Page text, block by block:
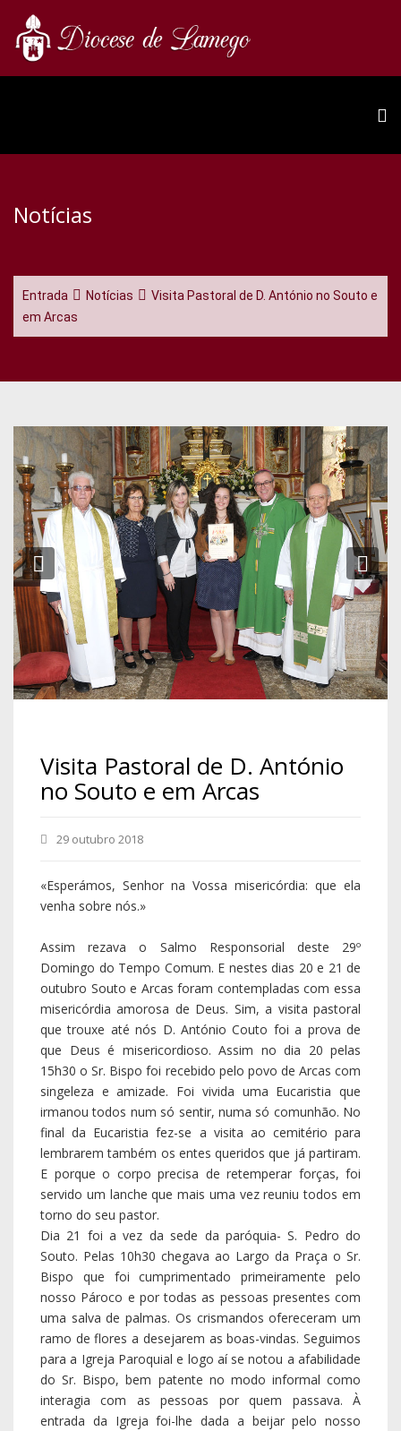
Notícias
Entrada Notícias
Visita Pastoral de D. António no Souto e
em Arcas
Previous
Visita Pastoral de D. António
no Souto e em Arcas
29 outubro 2018
«Esperámos, Senhor na Vossa misericórdia: que ela
venha sobre nós.»
Assim rezava o Salmo Responsorial deste 29º
Domingo do Tempo Comum. E nestes dias 20 e 21 de
outubro Souto e Arcas foram contempladas com essa
misericórdia amorosa de Deus. Sim, a visita pastoral
que trouxe até nós D. António Couto foi a prova de
que Deus é misericordioso. Assim no dia 20 pelas
15h30 o Sr. Bispo foi recebido pelo povo de Arcas com
singeleza e amizade. Foi vivida uma Eucaristia que
irmanou todos num só sentir, numa só comunhão. No
final da Eucaristia fez-se a visita ao cemitério para
lembrarem também os entes queridos que já partiram.
E porque o corpo precisa de retemperar forças, foi
servido um lanche que mais uma vez reuniu todos em
torno do seu pastor.
Dia 21 foi a vez da sede da paróquia- S. Pedro do
Souto. Pelas 10h30 chegava ao Largo da Praça o Sr.
Bispo que foi cumprimentado primeiramente pelo
nosso Pároco e por todas as pessoas presentes com
uma salva de palmas. Os crismandos ofereceram um
ramo de flores a desejarem as boas-vindas. Seguimos
para a Igreja Paroquial e logo aí se notou a afabilidade
do Sr. Bispo, bem patente no modo informal como
interagia com as pessoas por quem passava. À
entrada da Igreja foi-lhe dada a beijar pelo nosso